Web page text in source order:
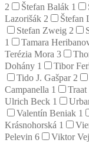
2
Štefan Balák 1
Lazorišák 2 Štefan
Stefan Zweig 2
1
Tamara
Terézia Mora 3
Dohány 1 Tibor
Tido J. Gašpar 2
Campanella 1 Traat
Ulrich Beck 1
Valentín Beniak 1
Krásnohorská 1
Pelevin 6 Viktor